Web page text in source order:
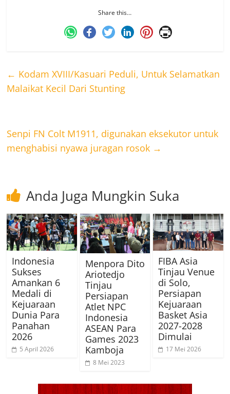
Share this…
← Kodam XVIII/Kasuari Peduli, Untuk Selamatkan
Malaikat Kecil Dari Stunting
Senpi FN Colt M1911, digunakan eksekutor untuk
menghabisi nyawa juragan rosok →
Anda Juga Mungkin Suka
Indonesia
Sukses
Amankan 6
Medali di
Kejuaraan
Dunia Para
Panahan
2026
5 April 2026
Menpora Dito
Ariotedjo
Tinjau
Persiapan
Atlet NPC
Indonesia
ASEAN Para
Games 2023
Kamboja
8 Mei 2023
FIBA Asia
Tinjau Venue
di Solo,
Persiapan
Kejuaraan
Basket Asia
2027-2028
Dimulai
17 Mei 2026